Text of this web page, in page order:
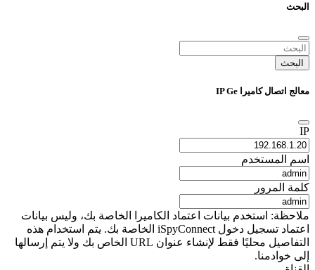
البحث
البحث
معالج اتصال كاميرا IP Ge
IP
اسم المستخدم
كلمة المرور
ملاحظة: استخدم بيانات اعتماد الكاميرا الخاصة بك، وليس بيانات
اعتماد تسجيل دخول iSpyConnect الخاصة بك. يتم استخدام هذه
التفاصيل محليًا فقط لإنشاء عنوان URL الخاص بك ولا يتم إرسالها
إلى خوادمنا.